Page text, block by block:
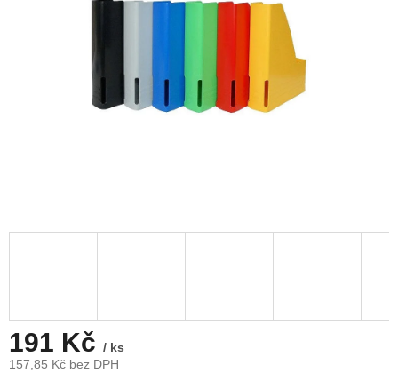
191 Kč / ks
157,85 Kč bez DPH